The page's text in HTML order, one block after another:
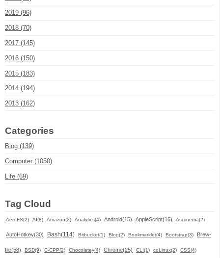
2019 (96)
2018 (70)
2017 (145)
2016 (150)
2015 (183)
2014 (194)
2013 (162)
Categories
Blog (139)
Computer (1050)
Life (69)
Tag Cloud
AeroFS(2) AI(8) Amazon(2) Analytics(4) Android(15) AppleScript(16) Asciinema(2)
AutoHotkey(30) Bash(114) Bitbucket(1) Blog(2) Bookmarklet(4) Bootstrap(3) Brew-
file(58) BSD(9) C-CPP(2) Chocolatey(4) Chrome(25) CLI(1) coLinux(2) CSS(4)